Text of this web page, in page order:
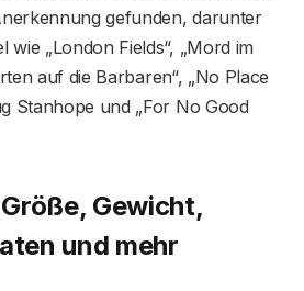
gefunden, darunter
wie „London Fields“, „Mord im
auf die Barbaren“, „No Place
Stanhope und „For No Good
Gewicht,
und mehr